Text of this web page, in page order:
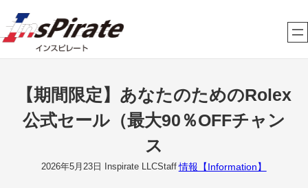
容
を
【期間限定】あなたのためのRolex
公式セール（最大90％OFFチャン
ス
2026年5月23日 Inspirate LLCStaff 情報【Information】